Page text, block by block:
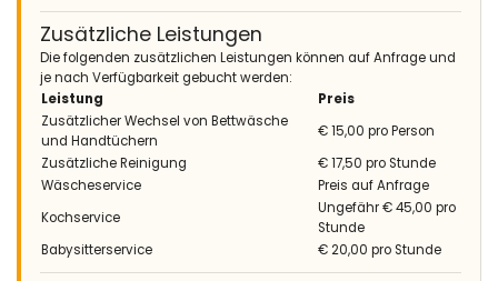
Zusätzliche Leistungen
Die folgenden zusätzlichen Leistungen können auf Anfrage und
je nach Verfügbarkeit gebucht werden:
Leistung
Preis
Zusätzlicher Wechsel von Bettwäsche
und Handtüchern
€ 15,00 pro Person
Zusätzliche Reinigung
€ 17,50 pro Stunde
Wäscheservice
Preis auf Anfrage
Kochservice
Ungefähr € 45,00 pro
Stunde
Babysitterservice
€ 20,00 pro Stunde